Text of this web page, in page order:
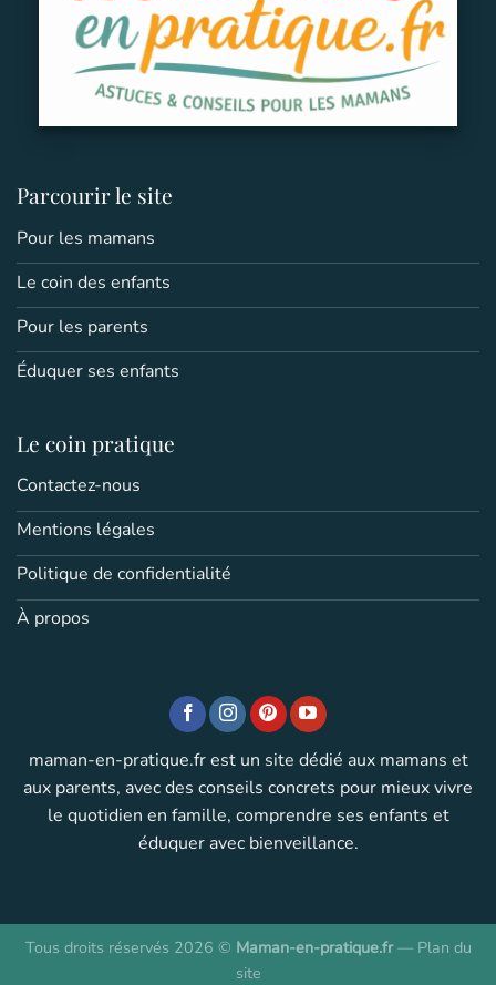
Parcourir le site
Pour les mamans
Le coin des enfants
Pour les parents
Éduquer ses enfants
Le coin pratique
Contactez-nous
Mentions légales
Politique de confidentialité
À propos
maman-en-pratique.fr est un site dédié aux mamans et
aux parents, avec des conseils concrets pour mieux vivre
le quotidien en famille, comprendre ses enfants et
éduquer avec bienveillance.
Tous droits réservés 2026 © Maman-en-pratique.fr— Plan du
site